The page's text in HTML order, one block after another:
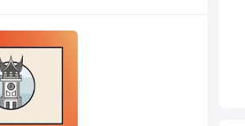
Sensor Wanita Milik Sanji
Jagoan Kamu Termasuk